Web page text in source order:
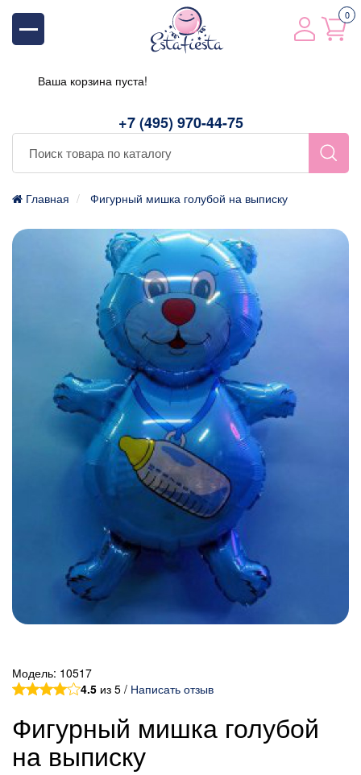
+7 (495) 970-44-75
0
Ваша корзина пуста!
Главная Фигурный мишка голубой на выписку
Модель: 10517
4.5 из 5 / Написать отзыв
Фигурный мишка голубой
на выписку